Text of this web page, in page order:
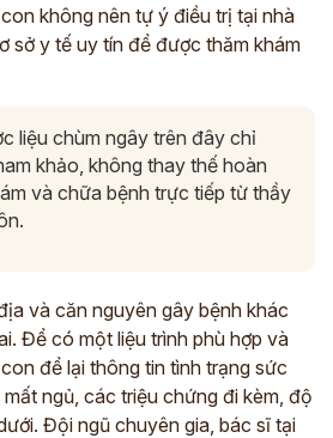
không nên tự ý điều trị tại nhà
sở y tế uy tín để được thăm khám
liệu chùm ngây trên đây chỉ
khảo, không thay thế hoàn
và chữa bệnh trực tiếp từ thầy
và căn nguyên gây bệnh khác
Để có một liệu trình phù hợp và
để lại thông tin tình trạng sức
ngủ, các triệu chứng đi kèm, độ
Đội ngũ chuyên gia, bác sĩ tại